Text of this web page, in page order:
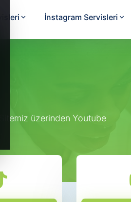
İnstagram Servisleri
üzerinden Youtube